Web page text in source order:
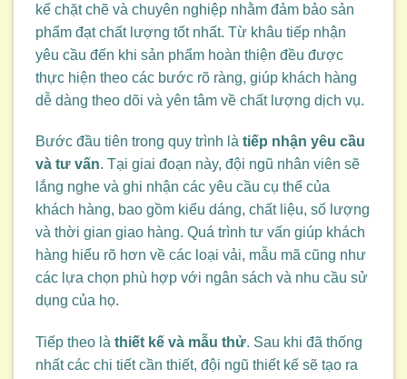
kế chặt chẽ và chuyên nghiệp nhằm đảm bảo sản
phẩm đạt chất lượng tốt nhất. Từ khâu tiếp nhận
yêu cầu đến khi sản phẩm hoàn thiện đều được
thực hiện theo các bước rõ ràng, giúp khách hàng
dễ dàng theo dõi và yên tâm về chất lượng dịch vụ.
Bước đầu tiên trong quy trình là tiếp nhận yêu cầu
và tư vấn. Tại giai đoạn này, đội ngũ nhân viên sẽ
lắng nghe và ghi nhận các yêu cầu cụ thể của
khách hàng, bao gồm kiểu dáng, chất liệu, số lượng
và thời gian giao hàng. Quá trình tư vấn giúp khách
hàng hiểu rõ hơn về các loại vải, mẫu mã cũng như
các lựa chọn phù hợp với ngân sách và nhu cầu sử
dụng của họ.
Tiếp theo là thiết kế và mẫu thử. Sau khi đã thống
nhất các chi tiết cần thiết, đội ngũ thiết kế sẽ tạo ra